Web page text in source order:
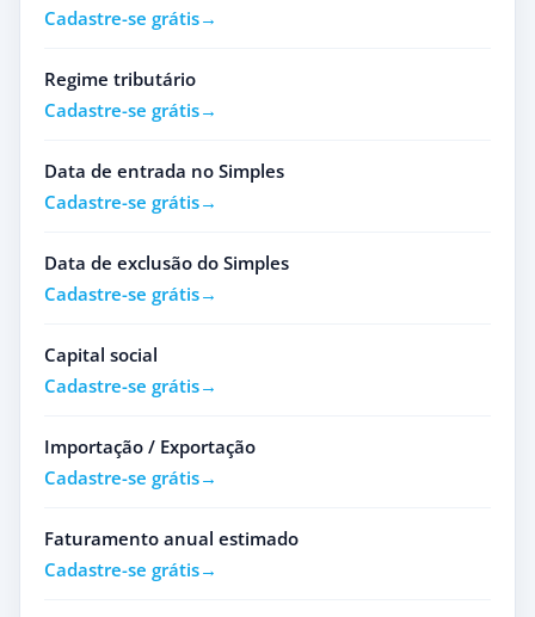
Cadastre-se grátis
Regime tributário
Cadastre-se grátis
Data de entrada no Simples
Cadastre-se grátis
Data de exclusão do Simples
Cadastre-se grátis
Capital social
Cadastre-se grátis
Importação / Exportação
Cadastre-se grátis
Faturamento anual estimado
Cadastre-se grátis